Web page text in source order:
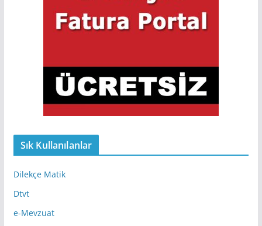
Sık Kullanılanlar
Dilekçe Matik
Dtvt
e-Mevzuat